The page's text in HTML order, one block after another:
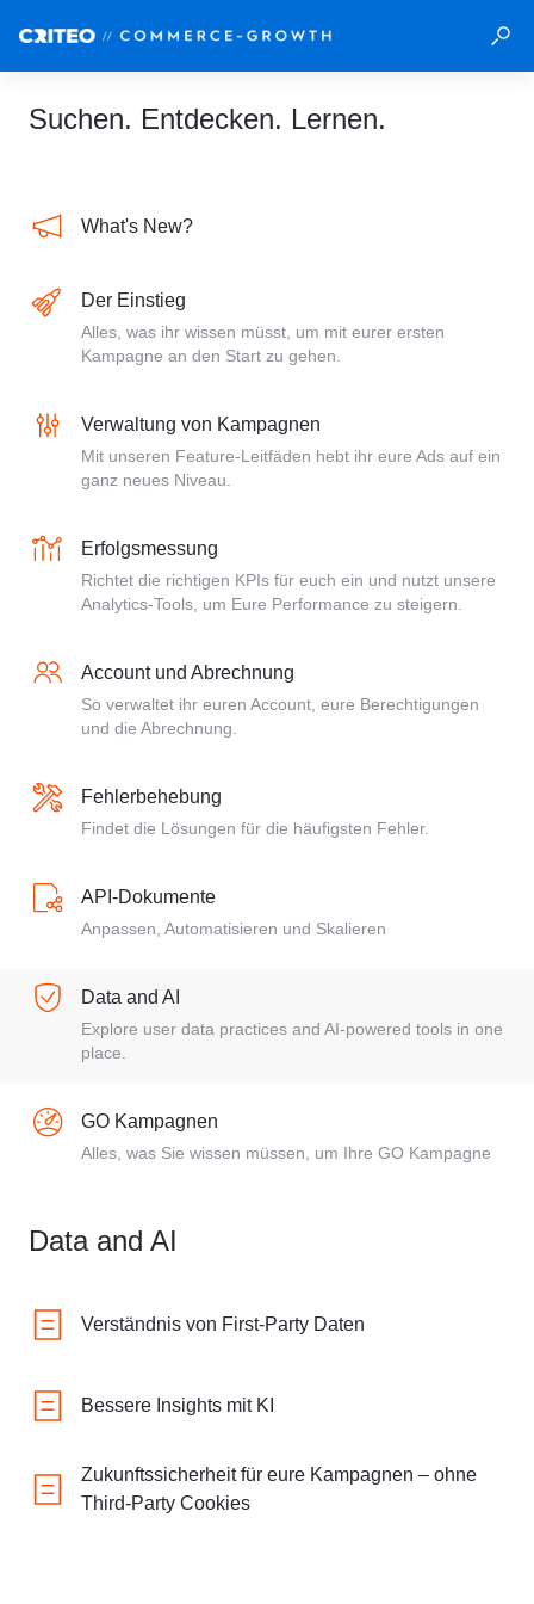
Suchen. Entdecken. Lernen.
What's New?
Der Einstieg
Alles, was ihr wissen müsst, um mit eurer ersten
Kampagne an den Start zu gehen.
Verwaltung von Kampagnen
Mit unseren Feature-Leitfäden hebt ihr eure Ads auf ein
ganz neues Niveau.
Erfolgsmessung
Richtet die richtigen KPIs für euch ein und nutzt unsere
Analytics-Tools, um Eure Performance zu steigern.
Account und Abrechnung
So verwaltet ihr euren Account, eure Berechtigungen
und die Abrechnung.
Fehlerbehebung
Findet die Lösungen für die häufigsten Fehler.
API-Dokumente
Anpassen, Automatisieren und Skalieren
Data and AI
Explore user data practices and AI-powered tools in one
place.
GO Kampagnen
Alles, was Sie wissen müssen, um Ihre GO Kampagne
Data and AI
Verständnis von First-Party Daten
Bessere Insights mit KI
Zukunftssicherheit für eure Kampagnen – ohne
Third-Party Cookies